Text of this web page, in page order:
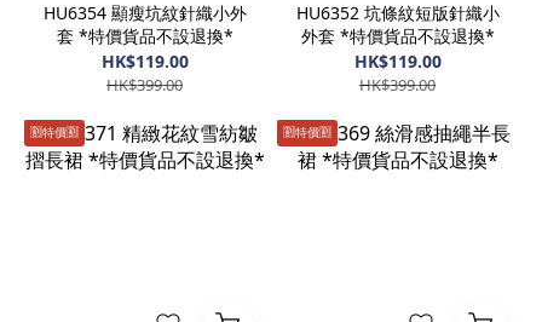
HU6354 顯瘦坑紋針織小外
套 *特價貨品不設退換*
HK$119.00
HK$399.00
HU6352 坑條紋短版針織小
外套 *特價貨品不設退換*
HK$119.00
HK$399.00
🈹️特價🈹️ 🈹️特價🈹️